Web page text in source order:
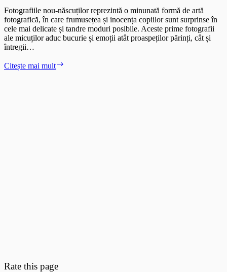
Fotografiile nou-născuților reprezintă o minunată formă de artă
fotografică, în care frumusețea și inocența copiilor sunt surprinse în
cele mai delicate și tandre moduri posibile. Aceste prime fotografii
ale micuților aduc bucurie și emoții atât proaspeților părinți, cât și
întregii…
Citește mai mult
Rate this page